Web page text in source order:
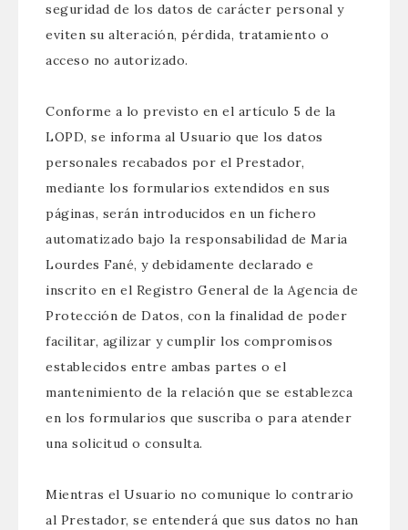
seguridad de los datos de carácter personal y
eviten su alteración, pérdida, tratamiento o
acceso no autorizado.
Conforme a lo previsto en el artículo 5 de la
LOPD, se informa al Usuario que los datos
personales recabados por el Prestador,
mediante los formularios extendidos en sus
páginas, serán introducidos en un fichero
automatizado bajo la responsabilidad de Maria
Lourdes Fané, y debidamente declarado e
inscrito en el Registro General de la Agencia de
Protección de Datos, con la finalidad de poder
facilitar, agilizar y cumplir los compromisos
establecidos entre ambas partes o el
mantenimiento de la relación que se establezca
en los formularios que suscriba o para atender
una solicitud o consulta.
Mientras el Usuario no comunique lo contrario
al Prestador, se entenderá que sus datos no han